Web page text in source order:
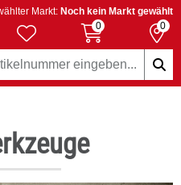
Markt: Noch kein Markt gewählt
0
0